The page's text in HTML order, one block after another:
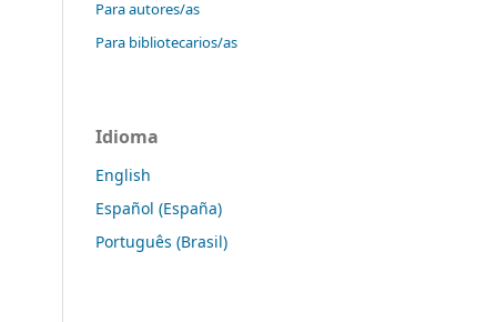
Para autores/as
Para bibliotecarios/as
Idioma
English
Español (España)
Português (Brasil)